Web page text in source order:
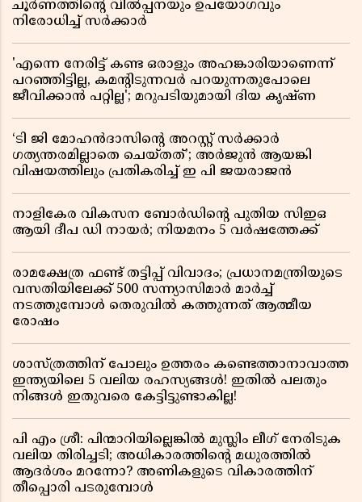
ചൂർണത്തിൻ്റെ വിൽപ്പനയും ഉപയോഗവും
നിരോധിച്ച് സർക്കാർ
'എന്നെ നേരിട്ട് കണ്ട ഒരാളും അഹങ്കാരിയാണെന്ന്
പറഞ്ഞിട്ടില്ല, കമൻ്റിടുന്നവർ പറയുന്നതുപോലെ
ജീവിക്കാൻ പറ്റില്ല'; മറുപടിയുമായി ദിയ കൃഷ്ണ
‘ടി ജി മോഹൻദാസിൻ്റെ അറസ്റ്റ് സർക്കാർ
ഗത്യന്തരമില്ലാതെ ചെയ്തത്’; അർജുൻ ആയങ്കി
വിഷയത്തിലും പ്രതികരിച്ച് ഇ പി ജയരാജൻ
നാളികേര വികസന ബോർഡിൻ്റെ പുതിയ സിഇഒ
ആയി ദീപ ഡി നായർ; നിയമനം 5 വർഷത്തേക്ക് ​​​​​​​
രാമക്ഷേത്ര ഫണ്ട് തട്ടിപ്പ് വിവാദം; പ്രധാനമന്ത്രിയുടെ
വസതിയിലേക്ക് 500 സന്ന്യാസിമാർ മാർച്ച്
നടത്തുമ്പോൾ തെരുവിൽ കത്തുന്നത് ആത്മീയ
രോഷം
ശാസ്ത്രത്തിന് പോലും ഉത്തരം കണ്ടെത്താനാവാത്ത
ഇന്ത്യയിലെ 5 വലിയ രഹസ്യങ്ങൾ! ഇതിൽ പലതും
നിങ്ങൾ ഇതുവരെ കേട്ടിട്ടുണ്ടാകില്ല!
പി എം ശ്രീ: പിന്മാറിയില്ലെങ്കിൽ മുസ്ലിം ലീഗ് നേരിടുക
വലിയ തിരിച്ചടി; അധികാരത്തിന്റെ മധുരത്തിൽ
ആദർശം മറന്നോ? അണികളുടെ വികാരത്തിന്
തീപ്പൊരി പടരുമ്പോൾ